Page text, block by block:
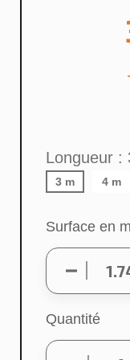
Longueur :
3 m 4 m
Surface en
Quantité